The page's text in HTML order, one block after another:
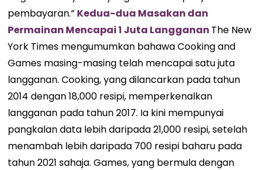
pembayaran.” Kedua-dua Masakan dan
Permainan Mencapai 1 Juta Langganan The New
York Times mengumumkan bahawa Cooking and
Games masing-masing telah mencapai satu juta
langganan. Cooking, yang dilancarkan pada tahun
2014 dengan 18,000 resipi, memperkenalkan
langganan pada tahun 2017. Ia kini mempunyai
pangkalan data lebih daripada 21,000 resipi, setelah
menambah lebih daripada 700 resipi baharu pada
tahun 2021 sahaja. Games, yang bermula dengan